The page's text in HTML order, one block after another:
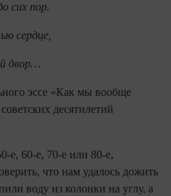
сих пор.
сердце,
двор…
эссе «Как мы вообще
десятилетий
е, 60-е, 70-е или 80-е,
что нам удалось дожить
воду из колонки на углу, а